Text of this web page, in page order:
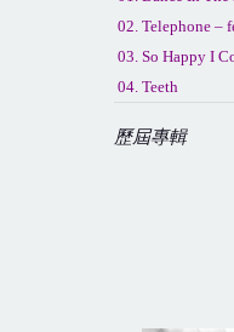
02. Telephone –
03. So Happy I
04. Teeth
歷屆專輯